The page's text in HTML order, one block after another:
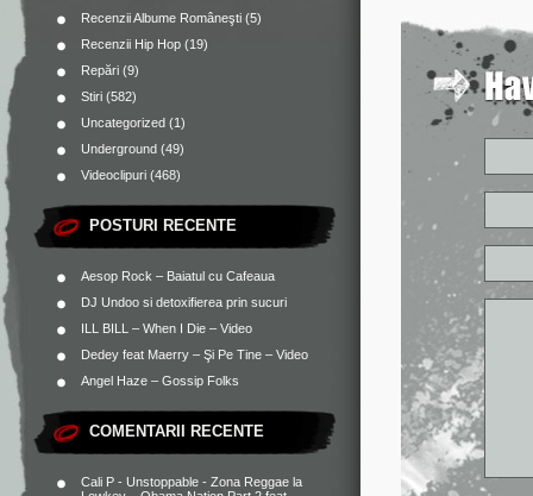
Recenzii Albume Româneşti (5)
Recenzii Hip Hop (19)
Repări (9)
Stiri (582)
Uncategorized (1)
Underground (49)
Videoclipuri (468)
POSTURI RECENTE
Aesop Rock – Baiatul cu Cafeaua
DJ Undoo si detoxifierea prin sucuri
ILL BILL – When I Die – Video
Dedey feat Maerry – Şi Pe Tine – Video
Angel Haze – Gossip Folks
COMENTARII RECENTE
Cali P - Unstoppable - Zona Reggae la